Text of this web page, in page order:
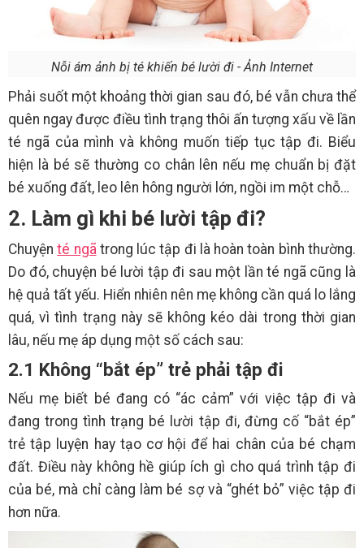
Nỗi ám ảnh bị té khiến bé lười đi - Ảnh Internet
Phải suốt một khoảng thời gian sau đó, bé vẫn chưa thể
quên ngay được điều tình trạng thôi ấn tượng xấu về lần
té ngã của mình và không muốn tiếp tục tập đi. Biểu
hiện là bé sẽ thường co chân lên nếu mẹ chuẩn bị đặt
bé xuống đất, leo lên hông người lớn, ngồi im một chỗ…
2. Làm gì khi bé lười tập đi?
Chuyệnté ngãtrong lúc tập đi là hoàn toàn bình thường.
Do đó, chuyện bé lười tập đi sau một lần té ngã cũng là
hệ quả tất yếu. Hiển nhiên nên mẹ không cần quá lo lắng
quá, vì tình trạng này sẽ không kéo dài trong thời gian
lâu, nếu mẹ áp dụng một số cách sau:
2.1 Không “bắt ép” trẻ phải tập đi
Nếu mẹ biết bé đang có “ác cảm” với việc tập đi và
đang trong tình trạng bé lười tập đi, đừng cố “bắt ép”
trẻ tập luyện hay tạo cơ hội để hai chân của bé chạm
đất. Điều này không hề giúp ích gì cho quá trình tập đi
của bé, mà chỉ càng làm bé sợ và “ghét bỏ” việc tập đi
hơn nữa.